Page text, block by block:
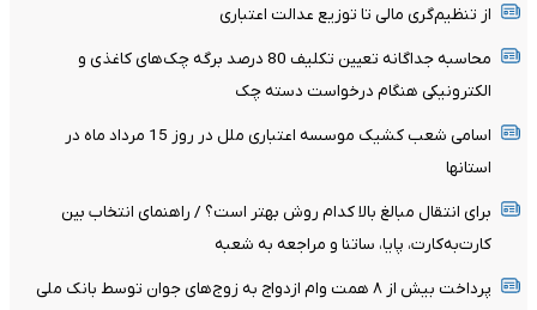
از تنظیم‌گری مالی تا توزیع عدالت اعتباری
محاسبه جداگانه تعیین تکلیف 80 درصد برگه چک‌های کاغذی و
الکترونیکی هنگام درخواست دسته چک
اسامی شعب کشیک موسسه اعتباری ملل در روز 15 مرداد ماه در
استانها
برای انتقال مبالغ بالا کدام روش بهتر است؟ / راهنمای انتخاب بین
کارت‌به‌کارت، پایا، ساتنا و مراجعه به شعبه
پرداخت بیش از ۸ همت وام ازدواج به زوج‌های جوان توسط بانک ملی